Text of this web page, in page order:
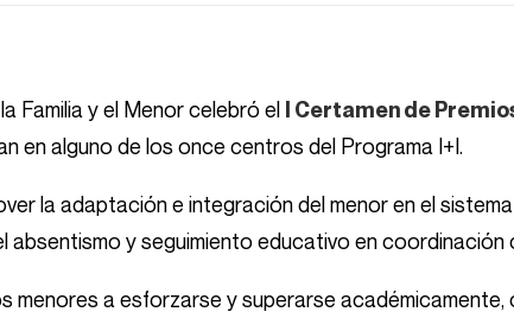
Familia y el Menor celebró el I Certamen de
en alguno de los once centros del Programa I+I.
la adaptación e integración del menor en el
absentismo y seguimiento educativo en
menores a esforzarse y superarse